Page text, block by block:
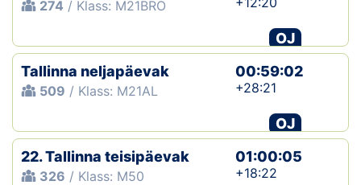
274 / Klass: M21BRO
OJ
Tallinna neljapäevak
509 / Klass: M21AL
00:59:02
+28:21
OJ
22. Tallinna teisipäevak
326 / Klass: M50
01:00:05
+18:22